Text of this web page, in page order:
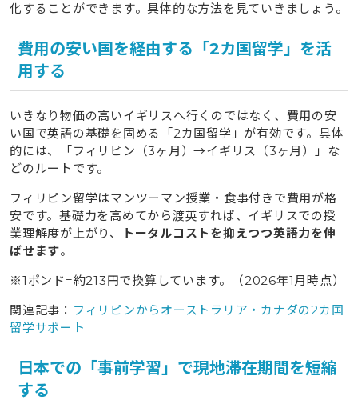
化することができます。具体的な方法を見ていきましょう。
費用の安い国を経由する「2カ国留学」を活
用する
いきなり物価の高いイギリスへ行くのではなく、費用の安
い国で英語の基礎を固める「2カ国留学」が有効です。具体
的には、「フィリピン（3ヶ月）→イギリス（3ヶ月）」な
どのルートです。
フィリピン留学はマンツーマン授業・食事付きで費用が格
安です。基礎力を高めてから渡英すれば、イギリスでの授
業理解度が上がり、
トータルコストを抑えつつ英語力を伸
ばせます。
※1ポンド=約213円で換算しています。（2026年1月時点）
関連記事： フィリピンからオーストラリア・カナダの2カ国
留学サポート
日本での「事前学習」で現地滞在期間を短縮
する